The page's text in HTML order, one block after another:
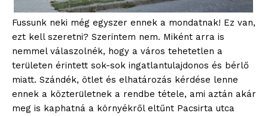
Hasznos
bSZ fiók
Előfizetés
Adatkezelési tájékoztató
Fussunk neki még egyszer ennek a mondatnak! Ez van,
ezt kell szeretni? Szerintem nem. Miként arra is
nemmel válaszolnék, hogy a város tehetetlen a
területen érintett sok-sok ingatlantulajdonos és bérlő
miatt. Szándék, ötlet és elhatározás kérdése lenne
ennek a közterületnek a rendbe tétele, ami aztán akár
meg is kaphatná a környékről eltűnt Pacsirta utca